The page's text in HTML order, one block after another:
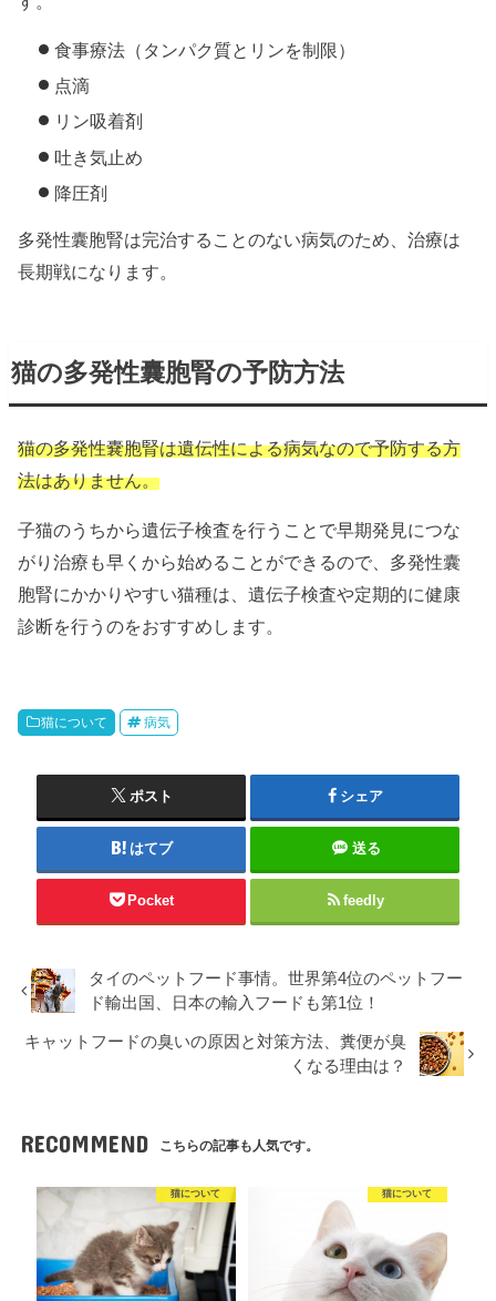
食事療法（タンパク質とリンを制限）
点滴
リン吸着剤
吐き気止め
降圧剤
多発性囊胞腎は完治することのない病気のため、治療は
長期戦になります。
猫の多発性囊胞腎の予防方法
猫の多発性嚢胞腎は遺伝性による病気なので予防する方
法はありません。
子猫のうちから遺伝子検査を行うことで早期発見につな
がり治療も早くから始めることができるので、多発性囊
胞腎にかかりやすい猫種は、遺伝子検査や定期的に健康
診断を行うのをおすすめします。
猫について 病気
ポスト シェア
はてブ 送る
Pocket feedly
タイのペットフード事情。世界第4位のペットフー
ド輸出国、日本の輸入フードも第1位！
キャットフードの臭いの原因と対策方法、糞便が臭
くなる理由は？
RECOMMEND こちらの記事も人気です。
猫について 猫について